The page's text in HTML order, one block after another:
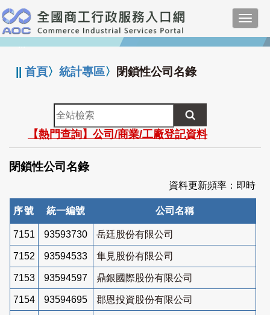
跳
到
主
要
:::
||首頁〉統計專區〉 閉鎖性公司名錄
全
站
檢
索
【熱門查詢】公司/商業/工廠登記資料
閉鎖性公司名錄
資料更新頻率：即時
序號 統一編號 公司名稱
7151 93593730 岳廷股份有限公司
7152 93594533 隼見股份有限公司
7153 93594597 鼎銀國際股份有限公司
7154 93594695 郡恩投資股份有限公司